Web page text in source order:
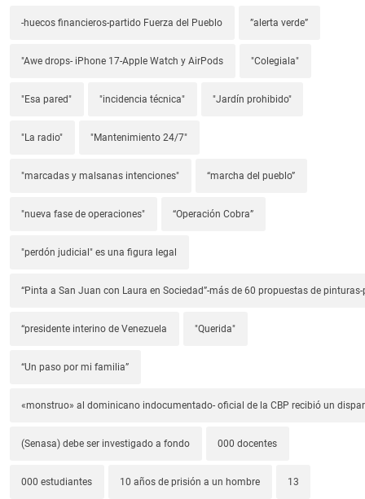
-huecos financieros-partido Fuerza del Pueblo ”alerta verde”
"Awe drops- iPhone 17-Apple Watch y AirPods "Colegiala"
"Esa pared" "incidencia técnica" "Jardín prohibido"
"La radio" "Mantenimiento 24/7"
"marcadas y malsanas intenciones" “marcha del pueblo”
"nueva fase de operaciones" “Operación Cobra”
"perdón judicial" es una figura legal
“Pinta a San Juan con Laura en Sociedad”-más de 60 propuestas de
“presidente interino de Venezuela "Querida"
“Un paso por mi familia”
«monstruo» al dominicano indocumentado- oficial de la CBP recibió un
(Senasa) debe ser investigado a fondo 000 docentes
000 estudiantes 10 años de prisión a un hombre 13